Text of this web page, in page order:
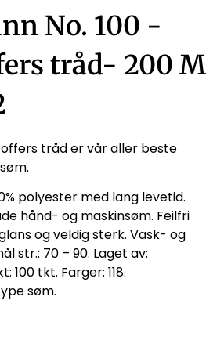
No. 100 -
tråd- 200 M
tråd er vår aller beste
polyester med lang levetid.
hånd- og maskinsøm. Feilfri
og veldig sterk. Vask- og
str.: 70 – 90. Laget av:
100 tkt. Farger: 118.
søm.